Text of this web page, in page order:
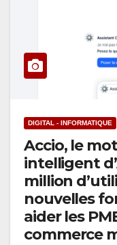
DIGITAL - INFORMATIQUE
Accio, le
intelligent
million
nouvelles
aider les
commerce